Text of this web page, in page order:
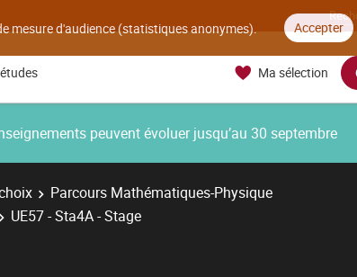
mesure d'audience (statistiques anonymes). Accepter
Ma sélection
peuvent évoluer jusqu’au 30 septembre
Parcours Mathématiques-Physique
UE57 - Sta4A - Stage